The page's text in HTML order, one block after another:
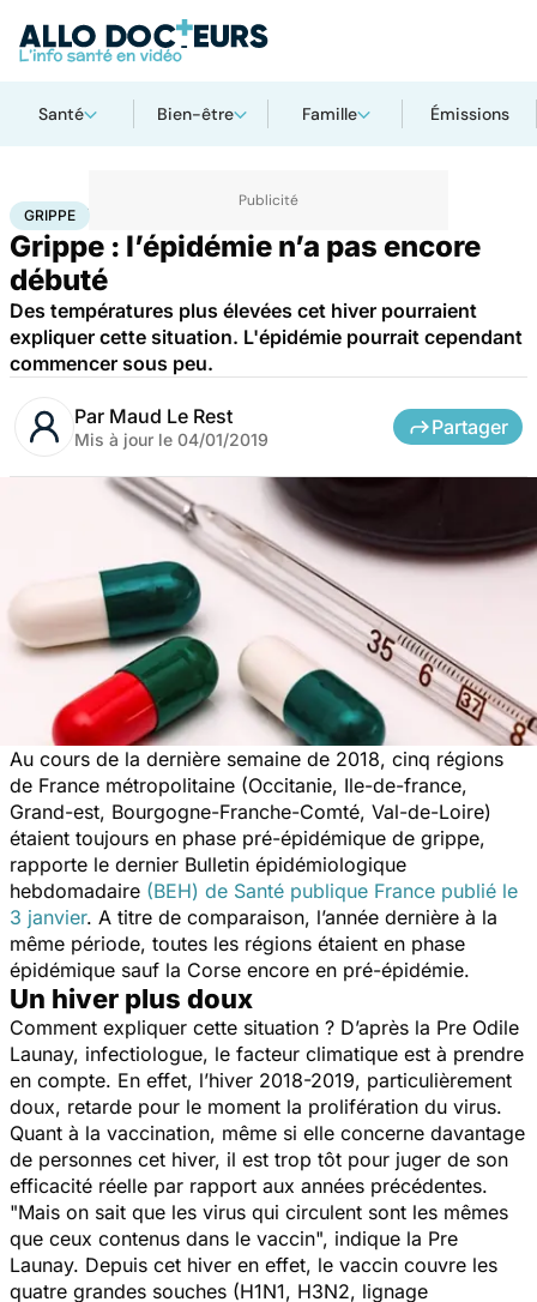
Santé Bien-être Famille Émissions
AccueilSanté
GRIPPE
Grippe : l’épidémie n’a pas encore
débuté
Des températures plus élevées cet hiver pourraient
expliquer cette situation. L'épidémie pourrait cependant
commencer sous peu.
Par Maud Le Rest
Mis à jour le 04/01/2019
Partager
Au cours de la dernière semaine de 2018, cinq régions
de France métropolitaine (Occitanie, Ile-de-france,
Grand-est, Bourgogne-Franche-Comté, Val-de-Loire)
étaient toujours en phase pré-épidémique de grippe,
rapporte le dernier Bulletin épidémiologique
hebdomadaire (BEH) de Santé publique France publié le
3 janvier. A titre de comparaison, l’année dernière à la
même période, toutes les régions étaient en phase
épidémique sauf la Corse encore en pré-épidémie.
Un hiver plus doux
Comment expliquer cette situation ? D’après la Pre Odile
Launay, infectiologue, le facteur climatique est à prendre
en compte. En effet, l’hiver 2018-2019, particulièrement
doux, retarde pour le moment la prolifération du virus.
Quant à la vaccination, même si elle concerne davantage
de personnes cet hiver, il est trop tôt pour juger de son
efficacité réelle par rapport aux années précédentes.
"Mais on sait que les virus qui circulent sont les mêmes
que ceux contenus dans le vaccin", indique la Pre
Launay. Depuis cet hiver en effet, le vaccin couvre les
quatre grandes souches (H1N1, H3N2, lignage